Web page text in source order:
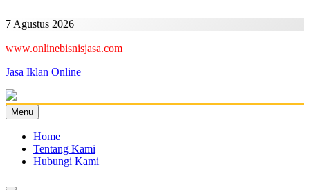
to
7 Agustus 2026
www.onlinebisnisjasa.com
Jasa Iklan Online
Menu
Home
Tentang Kami
Hubungi Kami